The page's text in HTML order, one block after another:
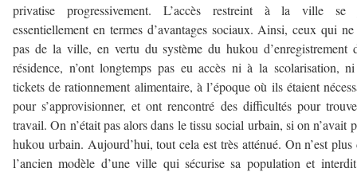
privatise progressivement. L’accès restreint à la ville se
essentiellement en termes d’avantages sociaux. Ainsi, ceux qui
pas de la ville, en vertu du système du hukou d’enregistrement
résidence, n’ont longtemps pas eu accès ni à la scolarisation,
tickets de rationnement alimentaire, à l’époque où ils étaient
pour s’approvisionner, et ont rencontré des difficultés pour
travail. On n’était pas alors dans le tissu social urbain, si on n’avait
hukou urbain. Aujourd’hui, tout cela est très atténué. On n’est plus
l’ancien modèle d’une ville qui sécurise sa population et